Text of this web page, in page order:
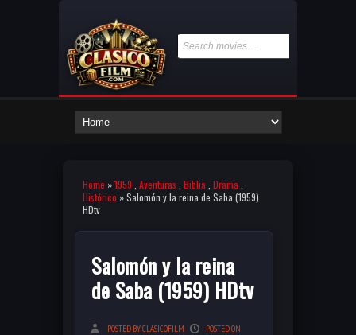
Home »1959 Aventuras Biblia Drama
Histórico » Salomón y la reina de Saba (1959)
HDtv
Salomón y la reina
de Saba (1959) HDtv
POSTED BY CLASICOFILM
POSTED ON